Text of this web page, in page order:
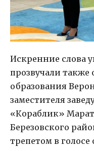
Искренние слова
прозвучали также
образования
заместителя
«Кораблик»
Березовского
трепетом в